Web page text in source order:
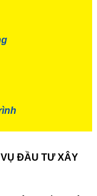
ĐẦU TƯ XÂY